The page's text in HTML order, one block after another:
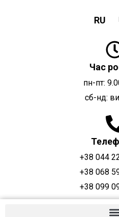
RU
Час
пн-пт:
сб-нд:
+38 044
+38 068
+38 099